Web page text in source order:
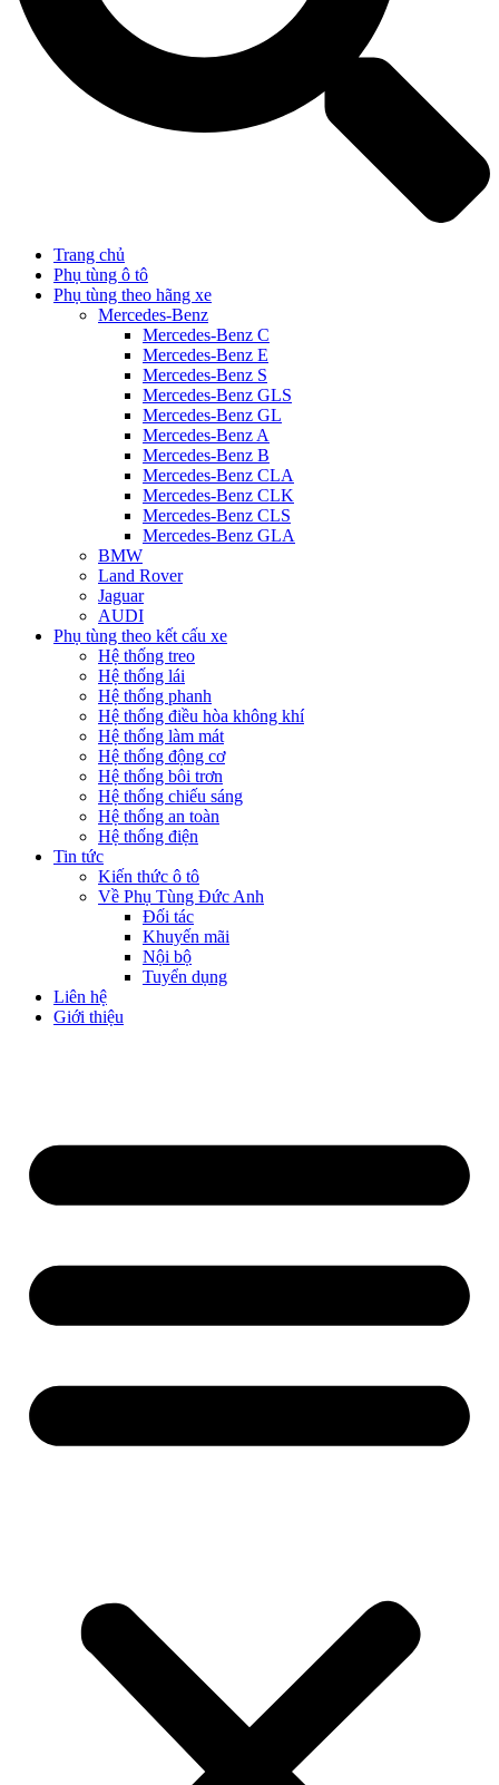
Trang chủ
Phụ tùng ô tô
Phụ tùng theo hãng xe
Mercedes-Benz
Mercedes-Benz C
Mercedes-Benz E
Mercedes-Benz S
Mercedes-Benz GLS
Mercedes-Benz GL
Mercedes-Benz A
Mercedes-Benz B
Mercedes-Benz CLA
Mercedes-Benz CLK
Mercedes-Benz CLS
Mercedes-Benz GLA
BMW
Land Rover
Jaguar
AUDI
Phụ tùng theo kết cấu xe
Hệ thống treo
Hệ thống lái
Hệ thống phanh
Hệ thống điều hòa không khí
Hệ thống làm mát
Hệ thống động cơ
Hệ thống bôi trơn
Hệ thống chiếu sáng
Hệ thống an toàn
Hệ thống điện
Tin tức
Kiến thức ô tô
Về Phụ Tùng Đức Anh
Đối tác
Khuyến mãi
Nội bộ
Tuyển dụng
Liên hệ
Giới thiệu